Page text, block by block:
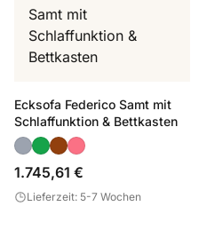
Ecksofa Federico Samt mit
Schlaffunktion & Bettkasten
1.745,61 €
Lieferzeit: 5-7 Wochen